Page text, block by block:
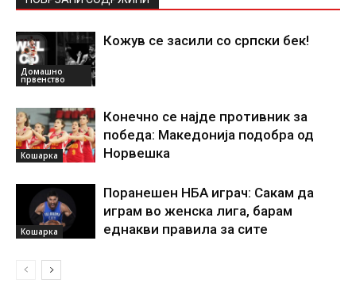
Домашно
првенство
Кожув се засили со српски бек!
Кошарка
Конечно се најде противник за
победа: Македонија подобра од
Норвешка
Кошарка
Поранешен НБА играч: Сакам да
играм во женска лига, барам
еднакви правила за сите